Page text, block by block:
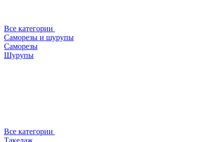
Все категории
Саморезы и шурупы
Саморезы
Шурупы
Все категории
Такелаж